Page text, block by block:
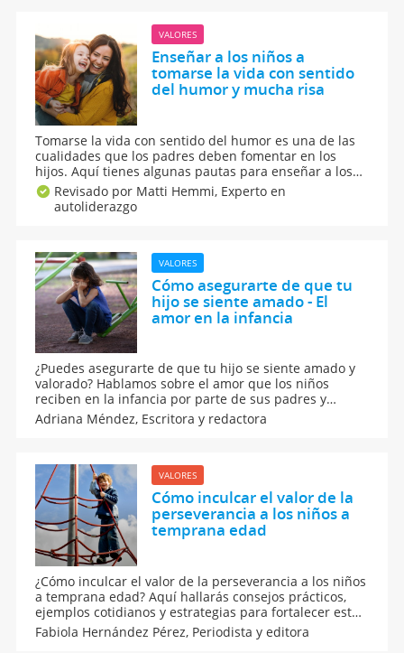
VALORES
Enseñar a los niños a
tomarse la vida con sentido
del humor y mucha risa
Tomarse la vida con sentido del humor es una de las
cualidades que los padres deben fomentar en los
hijos. Aquí tienes algunas pautas para enseñar a los
niños a combatir las dificultades del día a día con
humor, alegría y mucha risa. Los niños deben
aprender a reírse y ver la cara divertida de las
Revisado por Matti Hemmi, Experto en
autoliderazgo
VALORES
Cómo asegurarte de que tu
hijo se siente amado - El
amor en la infancia
¿Puedes asegurarte de que tu hijo se siente amado y
valorado? Hablamos sobre el amor que los niños
reciben en la infancia por parte de sus padres y
cuáles son las consecuencias de las carencias
afectivas entre los niños y adolescentes o durante la
Adriana Méndez, Escritora y redactora
VALORES
Cómo inculcar el valor de la
perseverancia a los niños a
temprana edad
¿Cómo inculcar el valor de la perseverancia a los niños
a temprana edad? Aquí hallarás consejos prácticos,
ejemplos cotidianos y estrategias para fortalecer este
valor desde la infancia. La perseverancia ayuda a los
niños a superar obstáculos y alcanzar sus metas. Un
Fabiola Hernández Pérez, Periodista y editora